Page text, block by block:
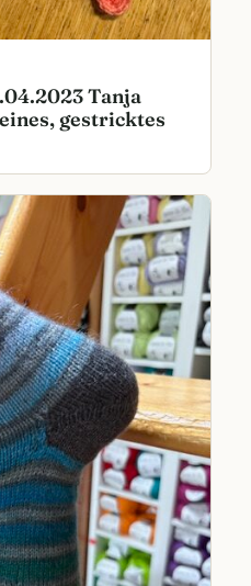
Tanja
gestricktes